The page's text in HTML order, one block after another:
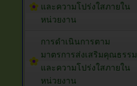
และความโปร่งใสภายใน
หน่วยงาน
การดำเนินการตาม
มาตรการส่งเสริมคุณธรรม
และความโปร่งใสภายใน
หน่วยงาน